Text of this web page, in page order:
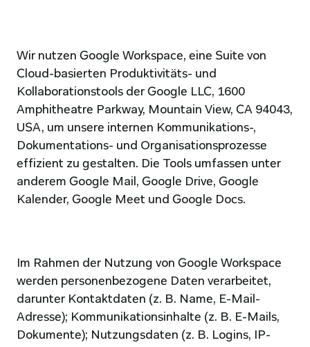
Wir nutzen Google Workspace, eine Suite von
Cloud-basierten Produktivitäts- und
Kollaborationstools der Google LLC, 1600
Amphitheatre Parkway, Mountain View, CA 94043,
USA, um unsere internen Kommunikations-,
Dokumentations- und Organisationsprozesse
effizient zu gestalten. Die Tools umfassen unter
anderem Google Mail, Google Drive, Google
Kalender, Google Meet und Google Docs.
Im Rahmen der Nutzung von Google Workspace
werden personenbezogene Daten verarbeitet,
darunter Kontaktdaten (z. B. Name, E-Mail-
Adresse); Kommunikationsinhalte (z. B. E-Mails,
Dokumente); Nutzungsdaten (z. B. Logins, IP-